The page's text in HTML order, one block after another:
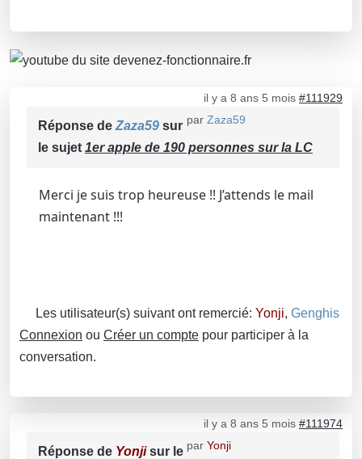
il y a 8 ans 5 mois #111929
par Zaza59
Réponse de Zaza59 sur
le sujet 1er apple de 190 personnes sur la LC
Merci je suis trop heureuse !! J’attends le mail
maintenant !!!
Les utilisateur(s) suivant ont remercié: Yonji, Genghis
Connexion ou Créer un compte pour participer à la
conversation.
il y a 8 ans 5 mois #111974
par Yonji
Réponse de Yonjisur le